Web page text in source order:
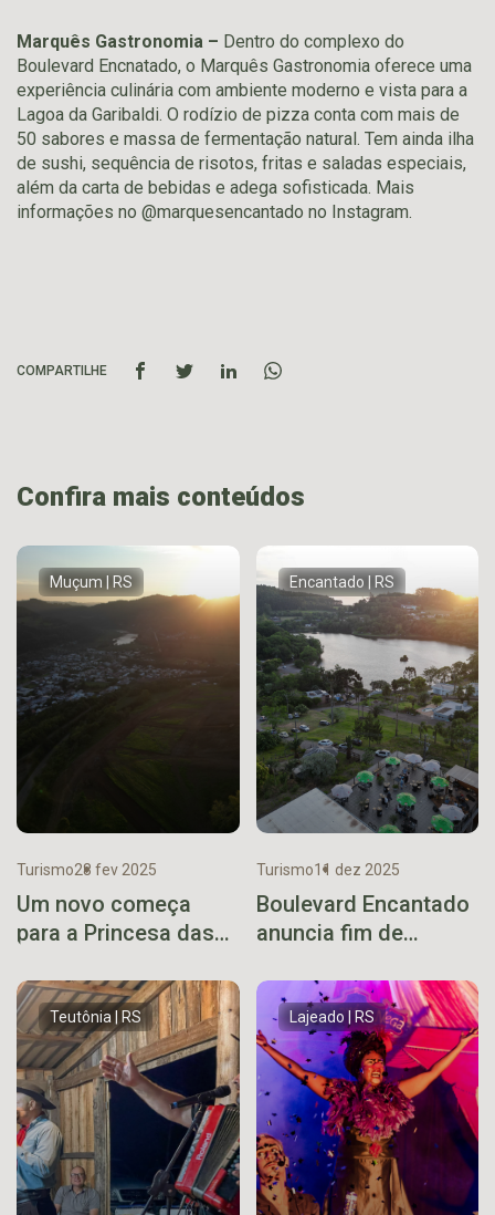
Marquês Gastronomia – Dentro do complexo do
Boulevard Encnatado, o Marquês Gastronomia oferece uma
experiência culinária com ambiente moderno e vista para a
Lagoa da Garibaldi. O rodízio de pizza conta com mais de
50 sabores e massa de fermentação natural. Tem ainda ilha
de sushi, sequência de risotos, fritas e saladas especiais,
além da carta de bebidas e adega sofisticada. Mais
informações no @marquesencantado no Instagram.
COMPARTILHE
Confira mais conteúdos
Muçum | RS
Turismo28 fev 2025
Um novo começa
para a Princesa das
Encantado | RS
Turismo11 dez 2025
Boulevard Encantado
anuncia fim de
atrações natalinas e
show de rock
Teutônia | RS Lajeado | RS